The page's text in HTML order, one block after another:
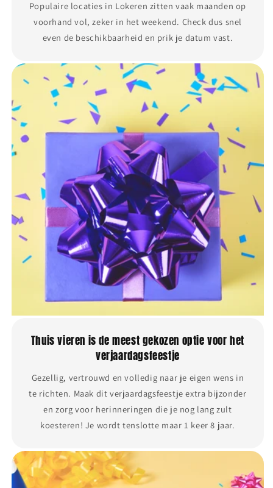
Populaire locaties in Lokeren zitten vaak maanden op
voorhand vol, zeker in het weekend. Check dus snel
even de beschikbaarheid en prik je datum vast.
Thuis vieren is de meest gekozen optie voor het
verjaardagsfeestje
Gezellig, vertrouwd en volledig naar je eigen wens in
te richten. Maak dit verjaardagsfeestje extra bijzonder
en zorg voor herinneringen die je nog lang zult
koesteren! Je wordt tenslotte maar 1 keer 8 jaar.